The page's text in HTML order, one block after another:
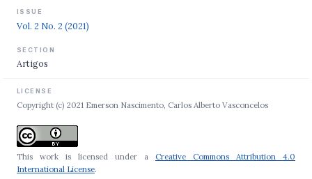
ISSUE
Vol. 2 No. 2 (2021)
SECTION
Artigos
LICENSE
Copyright (c) 2021 Emerson Nascimento, Carlos Alberto Vasconcelos
This work is licensed under aCreative Commons Attribution 4.0
International License.